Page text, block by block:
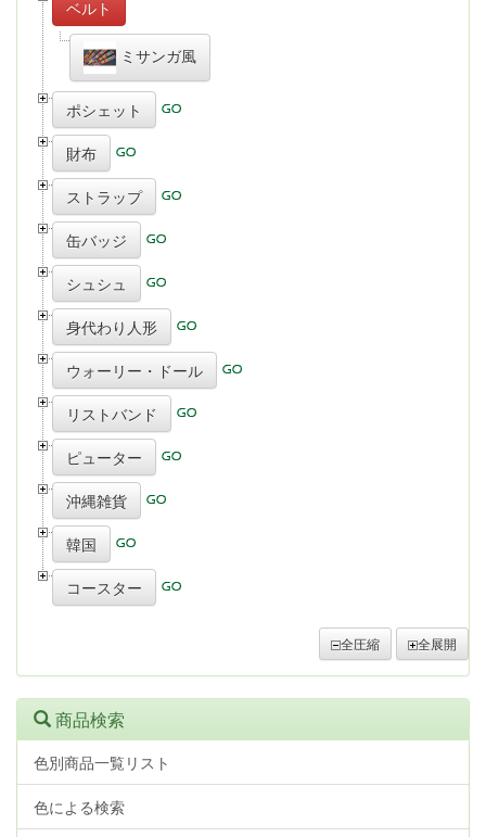
ベルト
ミサンガ風
ポシェット
財布
ストラップ
缶バッジ
シュシュ
身代わり人形
ウォーリー・ドール
リストバンド
ピューター
沖縄雑貨
韓国
コースター
全圧縮 全展開
商品検索
色別商品一覧リスト
色による検索